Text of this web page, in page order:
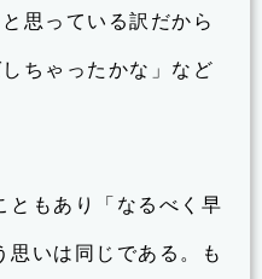
思っている訳だから
ちゃったかな」など
ともあり「なるべく早
思いは同じである。も